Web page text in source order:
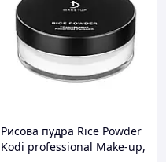
Рисова пудра Rice Powder
Kodi professional Make-up,